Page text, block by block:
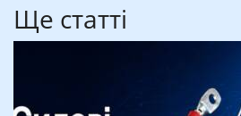
Ще статті